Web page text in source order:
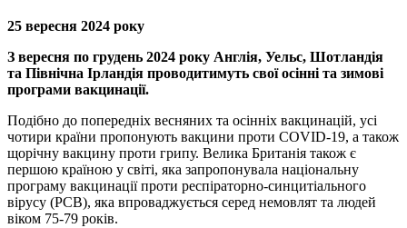
25 вересня 2024 року
З вересня по грудень 2024 року Англія, Уельс, Шотландія
та Північна Ірландія проводитимуть свої осінні та зимові
програми вакцинації.
Подібно до попередніх весняних та осінніх вакцинацій, усі
чотири країни пропонують вакцини проти COVID-19, а також
щорічну вакцину проти грипу. Велика Британія також є
першою країною у світі, яка запропонувала національну
програму вакцинації проти респіраторно-синцитіального
вірусу (РСВ), яка впроваджується серед немовлят та людей
віком 75-79 років.